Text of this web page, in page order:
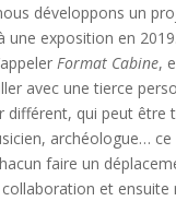
développons un
une exposition en
Format Cabine,
avec une tierce
différent, qui peut être
archéologue… ce
faire un
collaboration et ensuite